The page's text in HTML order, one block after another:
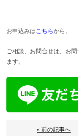
お申込みはこちらから。
ご相談、お問合せは、お
ます。
« 前の記事へ